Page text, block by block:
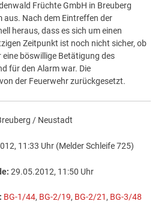
Früchte GmbH in Breuberg
aus. Nach dem Eintreffen der
heraus, dass es sich um einen
Zeitpunkt ist noch nicht sicher, ob
eine böswillige Betätigung des
für den Alarm war. Die
der Feuerwehr zurückgesetzt.
/ Neustadt
11:33 Uhr (Melder Schleife 725)
29.05.2012, 11:50 Uhr
BG-1/44, BG-2/19, BG-2/21, BG-3/48